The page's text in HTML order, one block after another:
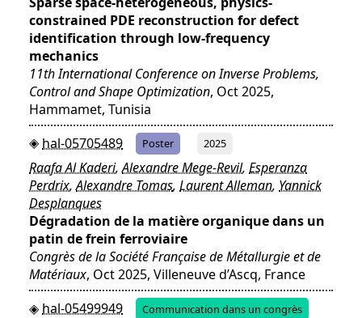
constrained PDE reconstruction for defect
identification through low-frequency
mechanics
11th International Conference on Inverse Problems,
Control and Shape Optimization, Oct 2025,
Hammamet, Tunisia
hal-05705489
Poster 2025
Raafa Al Kaderi,Alexandre Mege-Revil, Esperanza
Perdrix,Alexandre Tomas, Laurent Alleman, Yannick
Desplanques
Dégradation de la matière organique dans un
patin de frein ferroviaire
Congrès de la Société Française de Métallurgie et de
Matériaux, Oct 2025, Villeneuve d’Ascq, France
hal-05499949
Communication dans un congrès